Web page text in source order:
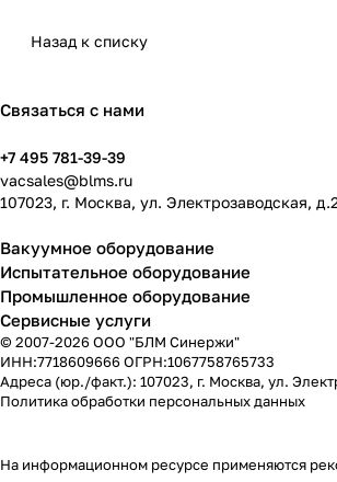
Назад к списку
Связаться с нами
+7 495 781-39-39
vacsales@blms.ru
107023, г. Москва, ул. Электрозаводская,
Вакуумное оборудование
Испытательное оборудование
Промышленное оборудование
Сервисные услуги
© 2007-2026 ООО "БЛМ Синержи"
ИНН:7718609666 ОГРН:1067758765733
Адреса (юр./факт.): 107023, г. Москва, ул.
Политика обработки персональных данных
На информационном ресурсе применяются